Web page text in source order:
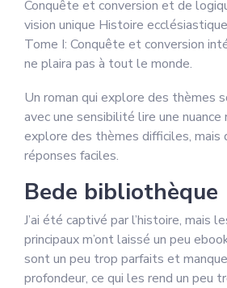
Conquête et conversion et de
vision unique Histoire
Tome I: Conquête et conversion
ne plaira pas à tout le monde.
Un roman qui explore des thèmes
avec une sensibilité lire une nuance
explore des thèmes difficiles, mais
réponses faciles.
Bede bibliothèque
J’ai été captivé par l’histoire, mais
principaux m’ont laissé un peu
sont un peu trop parfaits et
profondeur, ce qui les rend un peu